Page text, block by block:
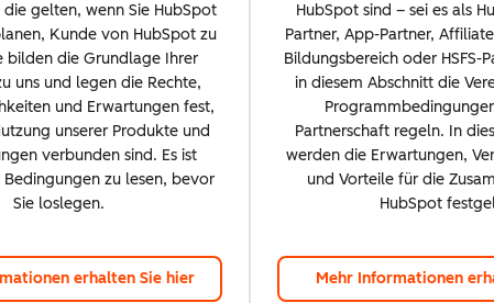
gelten, wenn Sie HubSpot
Kunde von HubSpot zu
bilden die Grundlage Ihrer
uns und legen die Rechte,
und Erwartungen fest,
unserer Produkte und
verbunden sind. Es ist
zu lesen, bevor
Sie loslegen.
erhalten Sie hier
HubSpot sind – sei es als
Partner, App-Partner,
Bildungsbereich oder HSFS-
in diesem Abschnitt die
Partnerschaft regeln. In
werden die Erwartungen,
und Vorteile für die
HubSpot
Mehr Informationen